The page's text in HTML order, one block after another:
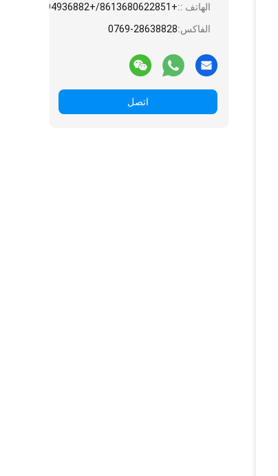
الهاتف ::+8613680622851/+8613794936882/+8615975861828/+8618775545882
الفاكس:0769-28638828
اتصل